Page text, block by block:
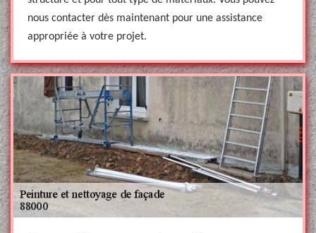
nous contacter dès maintenant pour une assistance
appropriée à votre projet.